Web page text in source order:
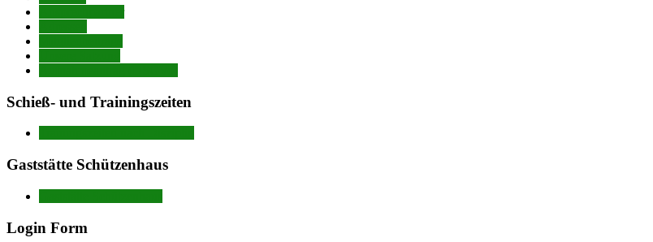
Schieß- und Trainingszeiten
Gaststätte Schützenhaus
Login Form